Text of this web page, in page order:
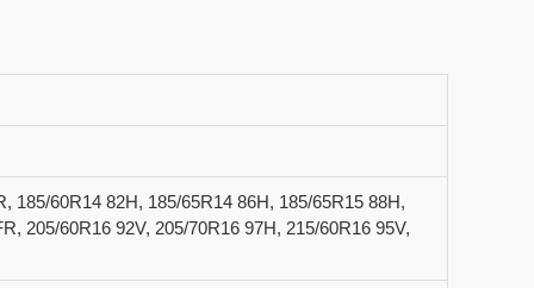
185/60R14 82H, 185/65R14 86H, 185/65R15 88H,
205/60R16 92V, 205/70R16 97H, 215/60R16 95V,